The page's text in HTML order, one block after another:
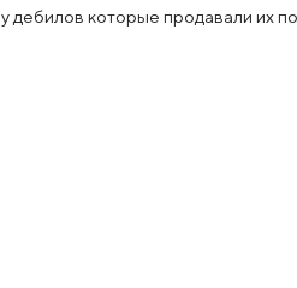
дебилов которые продавали их